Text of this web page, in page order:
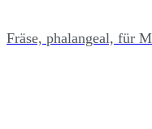
Fräse, phalangeal, für